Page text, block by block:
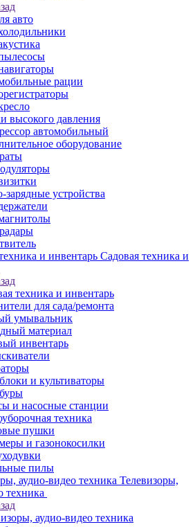
авто
рации
высокого давления
автомобильный
оборудование
зарядные устройства
Садовая техника и
техника и инвентарь
для сада/ремонта
умывальник
материал
инвентарь
и культиваторы
и насосные станции
техника
пушки
и газонокосилки
пилы
Телевизоры,
техника
аудио-видео техника